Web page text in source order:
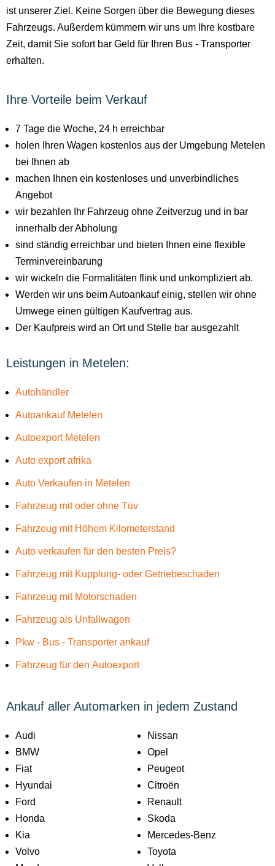
ist unserer Ziel. Keine Sorgen über die Bewegung dieses
Fahrzeugs. Außerdem kümmern wir uns um Ihre kostbare
Zeit, damit Sie sofort bar Geld für Ihren Bus - Transporter
erhalten.
Ihre Vorteile beim Verkauf
7 Tage die Woche, 24 h erreichbar
holen Ihren Wagen kostenlos aus der Umgebung Metelen
bei Ihnen ab
machen Ihnen ein kostenloses und unverbindliches
Angebot
wir bezahlen Ihr Fahrzeug ohne Zeitverzug und in bar
innerhalb der Abholung
sind ständig erreichbar und bieten Ihnen eine flexible
Terminvereinbarung
wir wickeln die Formalitäten flink und unkompliziert ab.
Werden wir uns beim Autoankauf einig, stellen wir ohne
Umwege einen gültigen Kaufvertrag aus.
Der Kaufpreis wird an Ort und Stelle bar ausgezahlt
Leistungen in Metelen:
Autohändler
Autoankauf Metelen
Autoexport Metelen
Auto export afrika
Auto Verkaufen in Metelen
Fahrzeug mit oder ohne Tüv
Fahrzeug mit Höhem Kilometerstand
Auto verkaufen für den besten Preis?
Fahrzeug mit Kupplung- oder Getriebeschaden
Fahrzeug mit Motorschaden
Fahrzeug als Unfallwagen
Pkw - Bus - Transporter ankauf
Fahrzeug für den Autoexport
Ankauf aller Automarken in jedem Zustand
Audi
BMW
Fiat
Hyundai
Ford
Honda
Kia
Volvo
Nissan
Opel
Peugeot
Citroën
Renault
Skoda
Mercedes-Benz
Toyota